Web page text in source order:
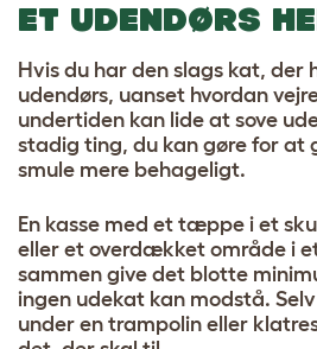
ET UDENDØRS
Hvis du har den slags kat, der
udendørs, uanset hvordan
undertiden kan lide at sove
stadig ting, du kan gøre for at
smule mere behageligt.
En kasse med et tæppe i et
eller et overdækket område i
sammen give det blotte
ingen udekat kan modstå.
under en trampolin eller